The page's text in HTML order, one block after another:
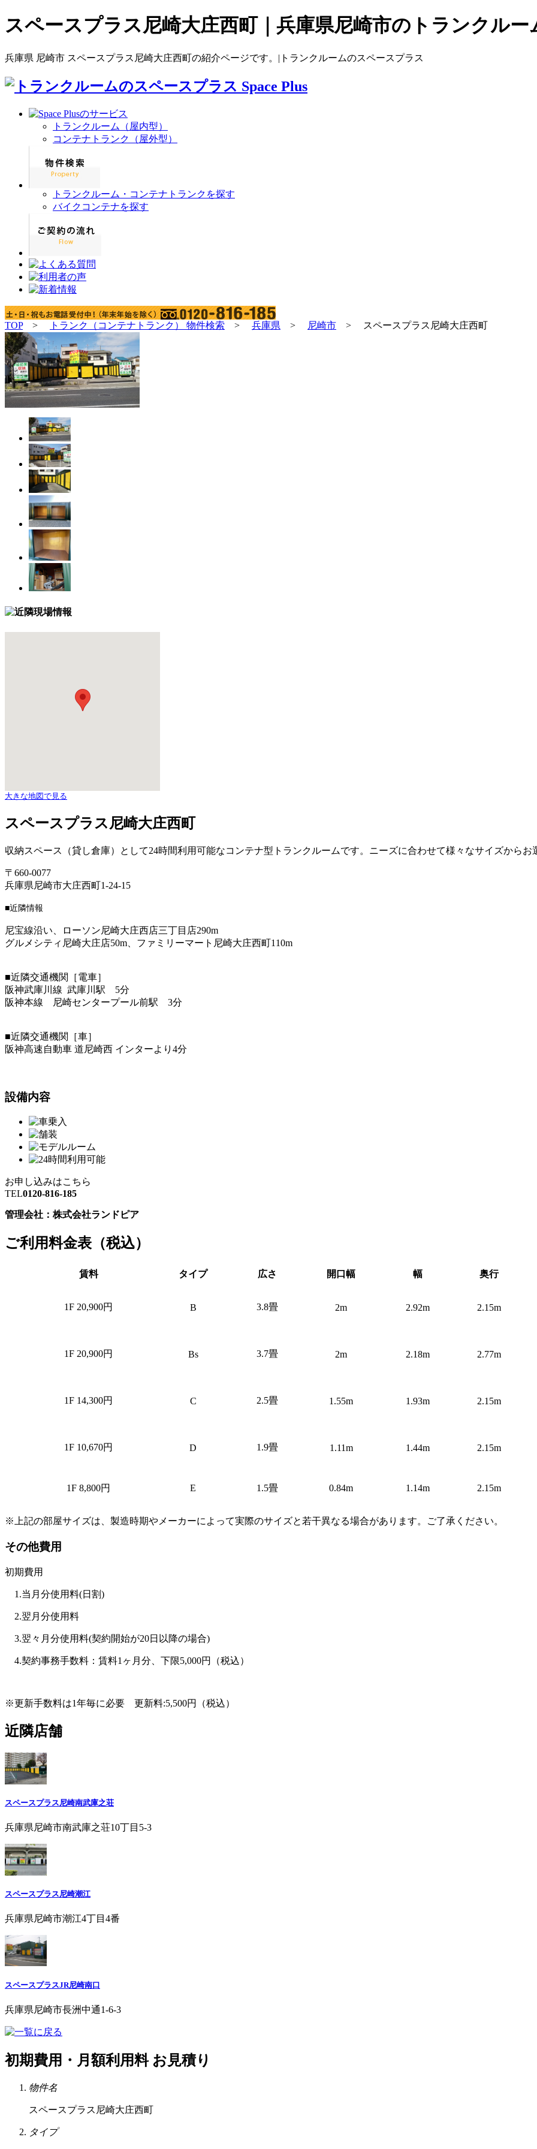
スペースプラス尼崎大庄西町｜兵庫県尼崎市のトランクル
兵庫県 尼崎市 スペースプラス尼崎大庄西町の紹介ページです。|トランクルームのスペースプラス
トランクルーム（屋内型）
コンテナトランク（屋外型）
トランクルーム・コンテナトランクを探す
バイクコンテナを探す
TOP> トランク（コンテナトランク） 物件検索 > 兵庫県 > 尼崎市 > スペースプラス尼崎大庄西町
大きな地図で見る
スペースプラス尼崎大庄西町
収納スペース（貸し倉庫）として24時間利用可能なコンテナ型トランクルームです。ニーズに合わせて様々なサイズからお
〒660-0077
兵庫県尼崎市大庄西町1-24-15
■近隣情報
尼宝線沿い、ローソン尼崎大庄西店三丁目店290m
グルメシティ尼崎大庄店50m、ファミリーマート尼崎大庄西町110m
■近隣交通機関［電車］
阪神武庫川線 武庫川駅 5分
阪神本線 尼崎センタープール前駅 3分
■近隣交通機関［車］
阪神高速自動車 道尼崎西 インターより4分
設備内容
お申し込みはこちら
TEL0120-816-185
管理会社：株式会社ランドピア
ご利用料金表（税込）
賃料 タイプ 広さ 開口幅 幅 奥行
1F 20,900円 B 3.8畳 2m 2.92m 2.15m
1F 20,900円 Bs 3.7畳 2m 2.18m 2.77m
1F 14,300円 C 2.5畳 1.55m 1.93m 2.15m
1F 10,670円 D 1.9畳 1.11m 1.44m 2.15m
1F 8,800円 E 1.5畳 0.84m 1.14m 2.15m
※上記の部屋サイズは、製造時期やメーカーによって実際のサイズと若干異なる場合があります。ご了承ください。
その他費用
初期費用
1.当月分使用料(日割)
2.翌月分使用料
3.翌々月分使用料(契約開始が20日以降の場合)
4.契約事務手数料：賃料1ヶ月分、下限5,000円（税込）
※更新手数料は1年毎に必要 更新料:5,500円（税込）
近隣店舗
スペースプラス尼崎南武庫之荘
兵庫県尼崎市南武庫之荘10丁目5-3
スペースプラス尼崎潮江
兵庫県尼崎市潮江4丁目4番
スペースプラスJR尼崎南口
兵庫県尼崎市長洲中通1-6-3
初期費用・月額利用料 お見積り
物件名
スペースプラス尼崎大庄西町
タイプ